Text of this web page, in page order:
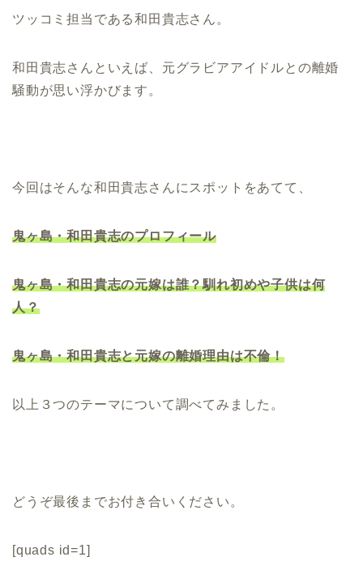
ツッコミ担当である和田貴志さん。
和田貴志さんといえば、元グラビアアイドルとの離婚
騒動が思い浮かびます。
今回はそんな和田貴志さんにスポットをあてて、
鬼ヶ島・和田貴志のプロフィール
鬼ヶ島・和田貴志の元嫁は誰？馴れ初めや子供は何
人？
鬼ヶ島・和田貴志と元嫁の離婚理由は不倫！
以上３つのテーマについて調べてみました。
どうぞ最後までお付き合いください。
[quads id=1]